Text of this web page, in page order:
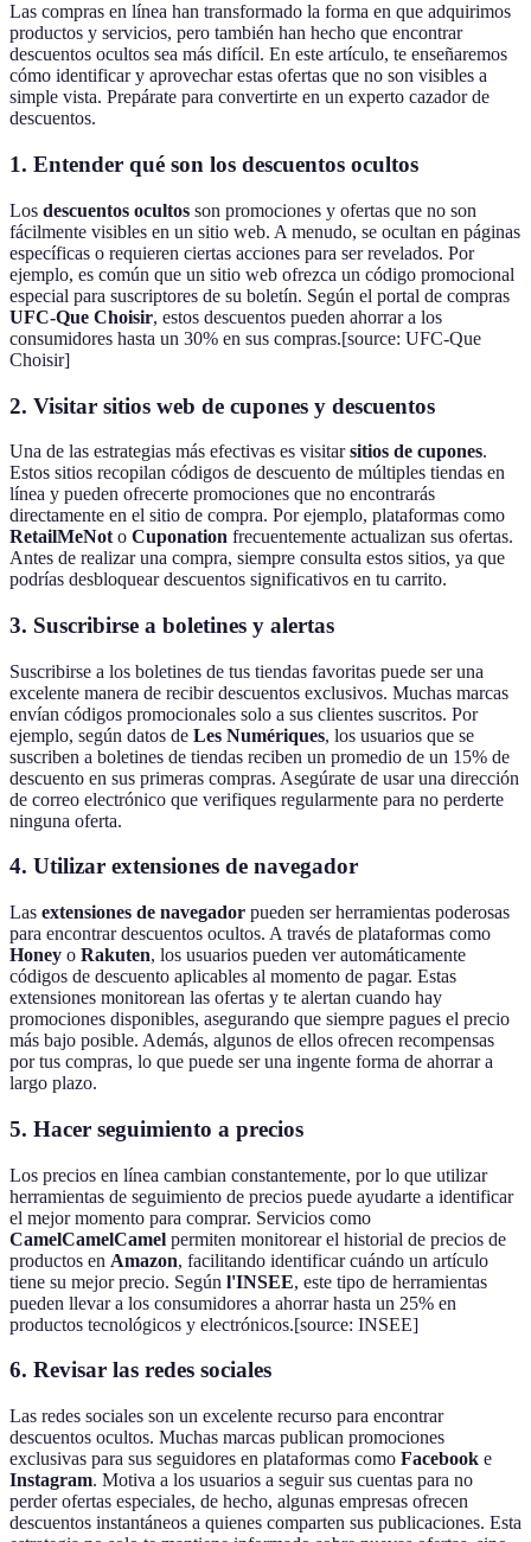
Las compras en línea han transformado la forma en que adquirimos
productos y servicios, pero también han hecho que encontrar
descuentos ocultos sea más difícil. En este artículo, te enseñaremos
cómo identificar y aprovechar estas ofertas que no son visibles a
simple vista. Prepárate para convertirte en un experto cazador de
descuentos.
1. Entender qué son los descuentos ocultos
Los descuentos ocultos son promociones y ofertas que no son
fácilmente visibles en un sitio web. A menudo, se ocultan en páginas
específicas o requieren ciertas acciones para ser revelados. Por
ejemplo, es común que un sitio web ofrezca un código promocional
especial para suscriptores de su boletín. Según el portal de compras
UFC-Que Choisir, estos descuentos pueden ahorrar a los
consumidores hasta un 30% en sus compras.[source: UFC-Que
Choisir]
2. Visitar sitios web de cupones y descuentos
Una de las estrategias más efectivas es visitarsitios de cupones.
Estos sitios recopilan códigos de descuento de múltiples tiendas en
línea y pueden ofrecerte promociones que no encontrarás
directamente en el sitio de compra. Por ejemplo, plataformas como
RetailMeNot o Cuponation frecuentemente actualizan sus ofertas.
Antes de realizar una compra, siempre consulta estos sitios, ya que
podrías desbloquear descuentos significativos en tu carrito.
3. Suscribirse a boletines y alertas
Suscribirse a los boletines de tus tiendas favoritas puede ser una
excelente manera de recibir descuentos exclusivos. Muchas marcas
envían códigos promocionales solo a sus clientes suscritos. Por
ejemplo, según datos de Les Numériques, los usuarios que se
suscriben a boletines de tiendas reciben un promedio de un 15% de
descuento en sus primeras compras. Asegúrate de usar una dirección
de correo electrónico que verifiques regularmente para no perderte
ninguna oferta.
4. Utilizar extensiones de navegador
Las extensiones de navegador pueden ser herramientas poderosas
para encontrar descuentos ocultos. A través de plataformas como
Honey o Rakuten, los usuarios pueden ver automáticamente
códigos de descuento aplicables al momento de pagar. Estas
extensiones monitorean las ofertas y te alertan cuando hay
promociones disponibles, asegurando que siempre pagues el precio
más bajo posible. Además, algunos de ellos ofrecen recompensas
por tus compras, lo que puede ser una ingente forma de ahorrar a
largo plazo.
5. Hacer seguimiento a precios
Los precios en línea cambian constantemente, por lo que utilizar
herramientas de seguimiento de precios puede ayudarte a identificar
el mejor momento para comprar. Servicios como
CamelCamelCamel permiten monitorear el historial de precios de
productos en Amazon, facilitando identificar cuándo un artículo
tiene su mejor precio. Según l'INSEE, este tipo de herramientas
pueden llevar a los consumidores a ahorrar hasta un 25% en
productos tecnológicos y electrónicos.[source: INSEE]
6. Revisar las redes sociales
Las redes sociales son un excelente recurso para encontrar
descuentos ocultos. Muchas marcas publican promociones
exclusivas para sus seguidores en plataformas como Facebook e
Instagram. Motiva a los usuarios a seguir sus cuentas para no
perder ofertas especiales, de hecho, algunas empresas ofrecen
descuentos instantáneos a quienes comparten sus publicaciones. Esta